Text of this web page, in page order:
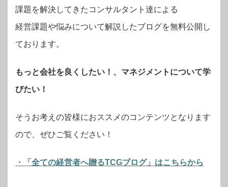
課題を解決してきたコンサルタント達による
経営課題や悩みについて解説したブログを無料公開し
ております。
もっと会社を良くしたい！、マネジメントについて学
びたい！
そうお考えの皆様におススメのコンテンツとなります
ので、ぜひご覧ください！
・「全ての経営者へ贈るTCGブログ」はこちらから